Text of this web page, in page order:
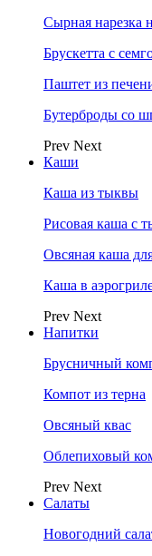
Сырная нарезка
Брускетта с
Паштет из
Бутерброды со
Prev Next
Каши
Каша из тыквы
Рисовая каша с
Овсяная каша
Каша в
Prev Next
Напитки
Брусничный
Компот из терна
Овсяный квас
Облепиховый
Prev Next
Салаты
Новогодний